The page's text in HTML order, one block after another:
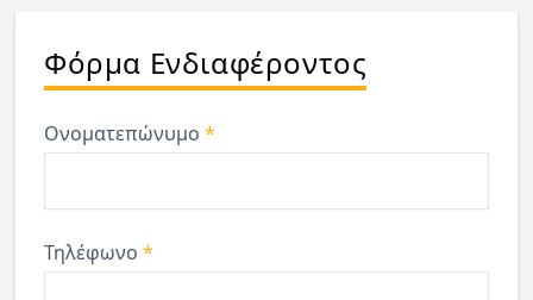
Φόρμα Ενδιαφέροντος
Ονοματεπώνυμο *
Τηλέφωνο *